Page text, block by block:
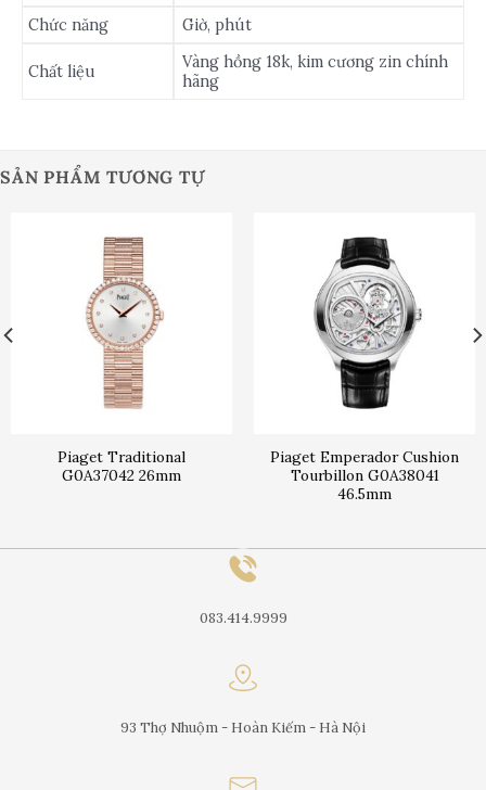
Chức năng Giờ, phút
Chất liệu
Vàng hồng 18k, kim cương zin chính
hãng
SẢN PHẨM TƯƠNG TỰ
Piaget Traditional
G0A37042 26mm
Piaget Emperador Cushion
Tourbillon G0A38041
46.5mm
083.414.9999
93 Thợ Nhuộm - Hoàn Kiếm - Hà Nội